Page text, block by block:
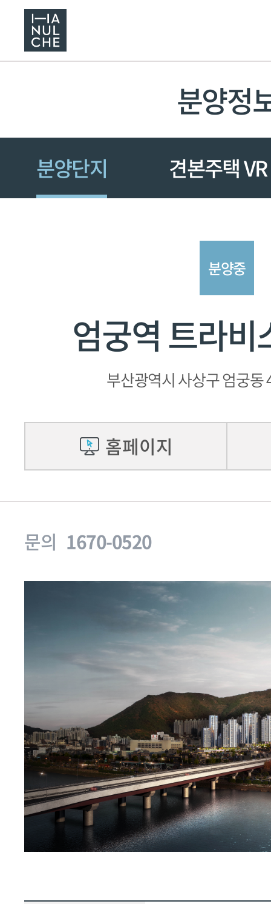
분양정
분양단지 견본주택 VR
분양중
엄궁역 트라비
부산광역시 사상구 엄궁동
홈페이지
문의 1670-0520